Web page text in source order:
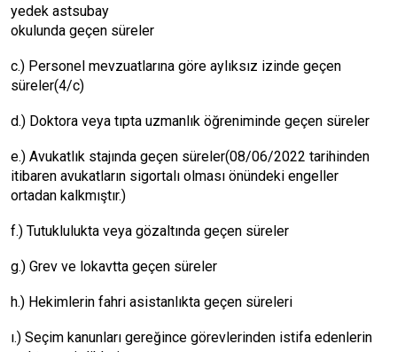
yedek astsubay
okulunda geçen süreler
c.) Personel mevzuatlarına göre aylıksız izinde geçen
süreler(4/c)
d.) Doktora veya tıpta uzmanlık öğreniminde geçen süreler
e.) Avukatlık stajında geçen süreler(08/06/2022 tarihinden
itibaren avukatların sigortalı olması önündeki engeller
ortadan kalkmıştır.)
f.) Tutuklulukta veya gözaltında geçen süreler
g.) Grev ve lokavtta geçen süreler
h.) Hekimlerin fahri asistanlıkta geçen süreleri
ı.) Seçim kanunları gereğince görevlerinden istifa edenlerin